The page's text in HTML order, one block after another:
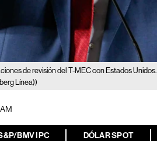
de revisión del T-MEC con Estados Unidos.
Línea))
BMV IPC DÓLAR SPOT